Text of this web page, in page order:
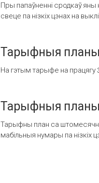
Пры папаўненні сродкаў
свеце па нізкіх цэнах на
Тарыфныя планы
На гэтым тарыфе на працягу
Тарыфныя планы
Тарыфны план са
мабільныя нумары па нізкіх